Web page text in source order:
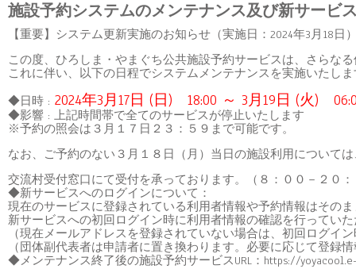
施設予約システムのメンテナンス及び新サービ
【重要】システム更新実施のお知らせ（実施日：2024年3月18日
この度、ひろしま・やまぐち公共施設予約サービスは、さらな
これに伴い、以下の日程でシステムメンテナンスを実施いたし
◆日時 : 2024年3月17日 (日) 18:00 ～ 3月19日 (火)
◆影響 : 上記時間帯で全てのサービスが停止いたします
※予約の照会は３月１７日２３：５９まで可能です。
なお、ご予約のない３月１８日（月）当日の施設利用について
交流村受付窓口にて受付を承っております。（８：００－２０
◆新サービスへのログインについて：
現在のサービスに登録されている利用者情報や予約情報はその
新サービスへの初回ログイン時に利用者情報の確認を行ってい
（現在メールアドレスを登録されていない場合は、初回ログイ
（団体副代表者は申請者に置き換わります。必要に応じて登録
◆メンテナンス終了後の施設予約サービスURL：https://